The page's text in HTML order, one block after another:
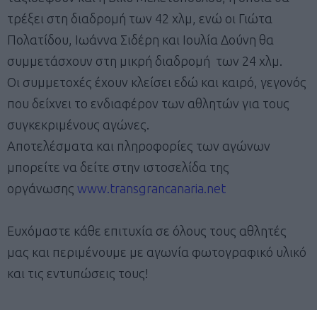
τρέξει στη διαδρομή των 42 χλμ, ενώ οι Γιώτα
Πολατίδου, Ιωάννα Σιδέρη και Ιουλία Δούνη θα
συμμετάσχουν στη μικρή διαδρομή των 24 χλμ.
Οι συμμετοχές έχουν κλείσει εδώ και καιρό, γεγονός
που δείχνει το ενδιαφέρον των αθλητών για τους
συγκεκριμένους αγώνες.
Αποτελέσματα και πληροφορίες των αγώνων
μπορείτε να δείτε στην ιστοσελίδα της
οργάνωσης www.transgrancanaria.net
Ευχόμαστε κάθε επιτυχία σε όλους τους αθλητές
μας και περιμένουμε με αγωνία φωτογραφικό υλικό
και τις εντυπώσεις τους!